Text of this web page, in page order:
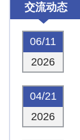
交流动态
06/11
2026
04/21
2026